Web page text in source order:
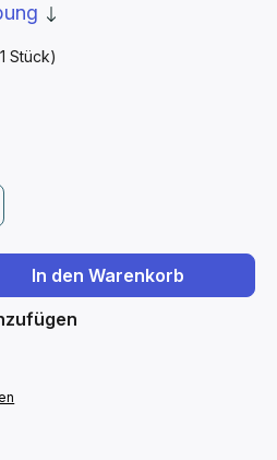
Stück)
den gewünschten
In den Warenkorb